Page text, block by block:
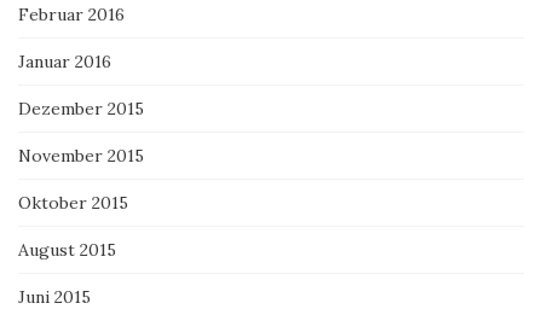
Februar 2016
Januar 2016
Dezember 2015
November 2015
Oktober 2015
August 2015
Juni 2015